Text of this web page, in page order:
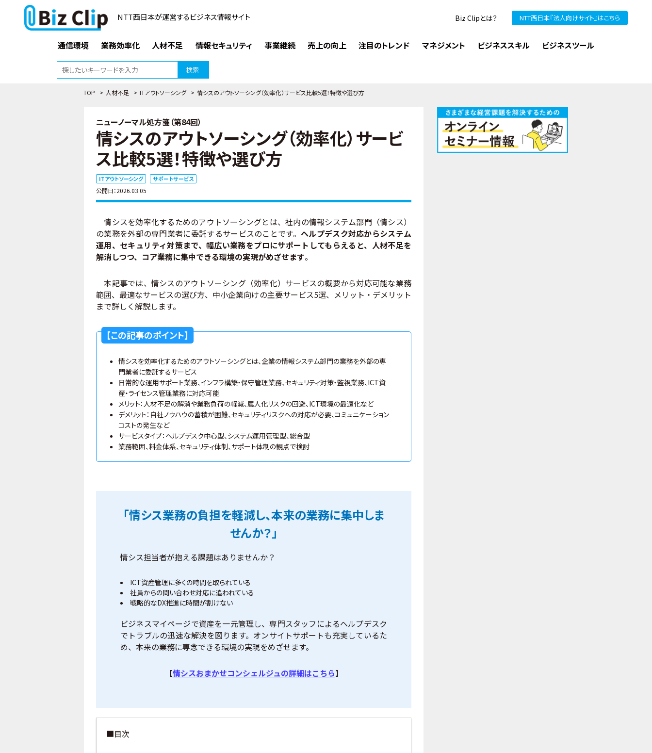
NTT西日本が運営するビジネス情報サイト Biz Clipとは？ NTT西日本『法人向けサイト』はこちら
通信環境 業務効率化 人材不足 情報セキュリティ 事業継続 売上の向上 注目のトレンド マネジメント ビジネススキル ビジネスツール
検索
TOP > 人材不足 > ITアウトソーシング > 情シスのアウトソーシング（効率化）サービス比較5選！特徴や選び方
ニューノーマル処方箋（第84回）
情シスのアウトソーシング（効率化）サービ
ス比較5選！特徴や選び方
ITアウトソーシング サポートサービス
公開日：2026.03.05
情シスを効率化するためのアウトソーシングとは、社内の情報システム部門（情シス）
の業務を外部の専門業者に委託するサービスのことです。 ヘルプデスク対応からシステム
運用、セキュリティ対策まで、幅広い業務をプロにサポートしてもらえると、人材不足を
解消しつつ、コア業務に集中できる環境の実現がめざせます。
本記事では、情シスのアウトソーシング（効率化）サービスの概要から対応可能な業務
範囲、最適なサービスの選び方、中小企業向けの主要サービス5選、メリット・デメリット
まで詳しく解説します。
【この記事のポイント】
情シスを効率化するためのアウトソーシングとは、企業の情報システム部門の業務を外部の専
門業者に委託するサービス
日常的な運用サポート業務、インフラ構築・保守管理業務、セキュリティ対策・監視業務、ICT資
産・ライセンス管理業務に対応可能
メリット：人材不足の解消や業務負荷の軽減、属人化リスクの回避、ICT環境の最適化など
デメリット：自社ノウハウの蓄積が困難、セキュリティリスクへの対応が必要、コミュニケーション
コストの発生など
サービスタイプ：ヘルプデスク中心型、システム運用管理型、総合型
業務範囲、料金体系、セキュリティ体制、サポート体制の観点で検討
「情シス業務の負担を軽減し、本来の業務に集中しま
せんか？」
情シス担当者が抱える課題はありませんか？
ICT資産管理に多くの時間を取られている
社員からの問い合わせ対応に追われている
戦略的なDX推進に時間が割けない
ビジネスマイページで資産を一元管理し、専門スタッフによるヘルプデスク
でトラブルの迅速な解決を図ります。オンサイトサポートも充実しているた
め、本来の業務に専念できる環境の実現をめざせます。
【情シスおまかせコンシェルジュの詳細はこちら】
■目次